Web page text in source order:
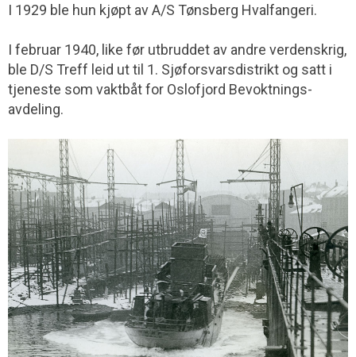
I 1929 ble hun kjøpt av A/S Tønsberg Hvalfangeri.
I februar 1940, like før utbruddet av andre verdenskrig,
ble D/S Treff leid ut til 1. Sjøforsvarsdistrikt og satt i
tjeneste som vaktbåt for Oslofjord Bevoktnings­
avdeling.